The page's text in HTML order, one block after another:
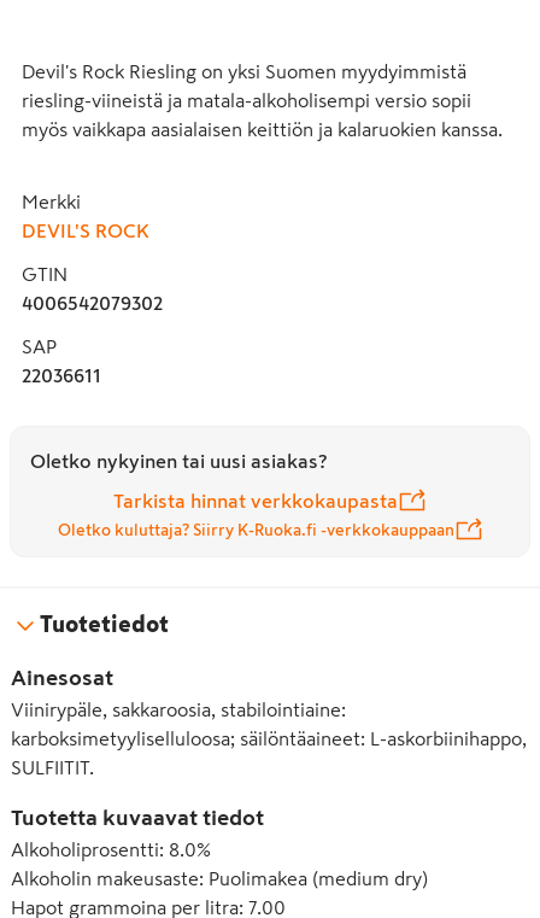
Devil's Rock Riesling on yksi Suomen myydyimmistä
riesling-viineistä ja matala-alkoholisempi versio sopii
myös vaikkapa aasialaisen keittiön ja kalaruokien kanssa.
Merkki
DEVIL'S ROCK
GTIN
4006542079302
SAP
22036611
Oletko nykyinen tai uusi asiakas?
Tarkista hinnat verkkokaupasta
Oletko kuluttaja? Siirry K-Ruoka.fi -verkkokauppaan
Tuotetiedot
Ainesosat
Viinirypäle, sakkaroosia, stabilointiaine:
karboksimetyyliselluloosa; säilöntäaineet: L-askorbiinihappo,
SULFIITIT.
Tuotetta kuvaavat tiedot
Alkoholiprosentti: 8.0%
Alkoholin makeusaste: Puolimakea (medium dry)
Hapot grammoina per litra: 7.00